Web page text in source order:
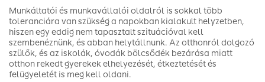
Munkáltatói és munkavállalói oldalról is sokkal több
toleranciára van szükség a napokban kialakult helyzetben,
hiszen egy eddig nem tapasztalt szituációval kell
szembenéznünk, és abban helytállnunk. Az otthonról dolgozó
szülők, és az iskolák, óvodák bölcsődék bezárása miatt
otthon rekedt gyerekek elhelyezését, étkeztetését és
felügyeletét is meg kell oldani.